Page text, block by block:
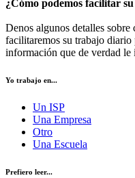
¿Cómo podemos facilitar
Denos algunos detalles sobre
facilitaremos su trabajo
información que de verdad le
Yo trabajo en...
Un ISP
Una Empresa
Otro
Una Escuela
Prefiero leer...